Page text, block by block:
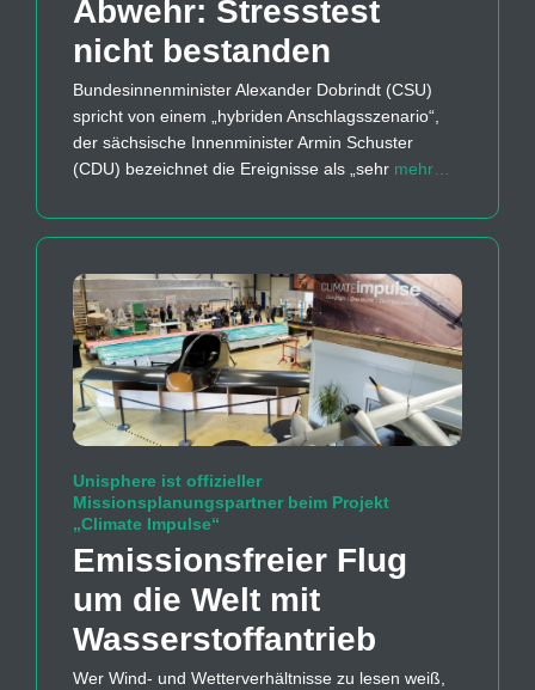
Abwehr: Stresstest
nicht bestanden
Bundesinnenminister Alexander Dobrindt (CSU)
spricht von einem „hybriden Anschlagsszenario“,
der sächsische Innenminister Armin Schuster
(CDU) bezeichnet die Ereignisse als „sehr mehr…
Unisphere ist offizieller
Missionsplanungspartner beim Projekt
„Climate Impulse“
Emissions­freier Flug
um die Welt mit
Wasserstoff­antrieb
Wer Wind- und Wetterverhältnisse zu lesen weiß,